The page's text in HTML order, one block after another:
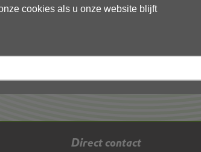
cookies als u onze website blijft
Direct contact